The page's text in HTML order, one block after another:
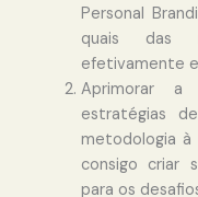
Personal
quais das
efetivamente
Aprimorar a
estratégias
metodologia à
consigo criar
para os